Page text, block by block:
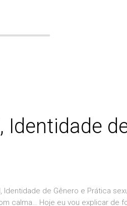
Identidade
de Gênero e Prática
calma… Hoje eu vou explicar de